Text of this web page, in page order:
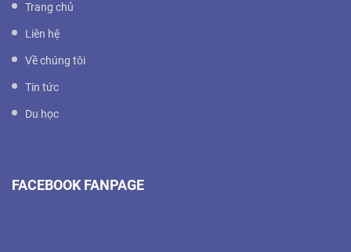
Trang chủ
Liên hệ
Về chúng tôi
Tin tức
Du học
FACEBOOK FANPAGE